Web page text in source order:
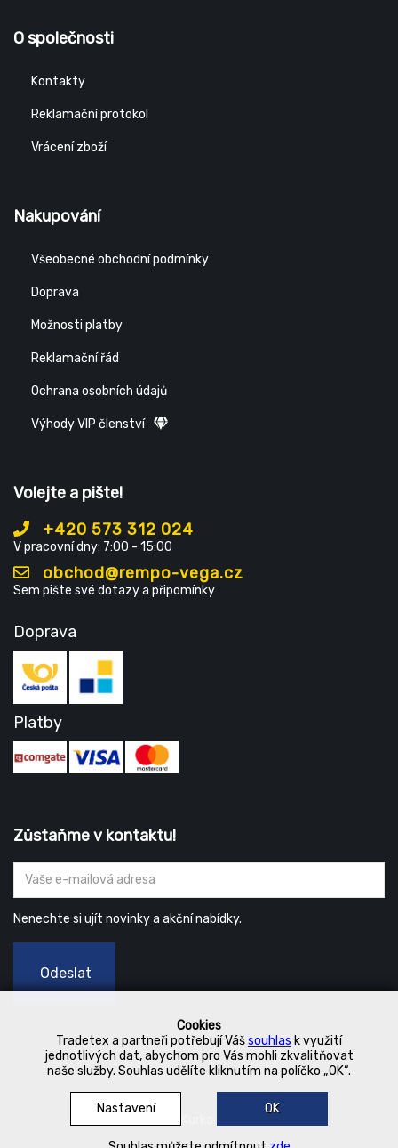
Cookies
Tradetex a partneři potřebují Vášsouhlas k využití
jednotlivých dat, abychom pro Vás mohli zkvalitňovat
naše služby. Souhlas udělíte kliknutím na políčko „OK“.
Nastavení OK
O společnosti
Kontakty
Reklamační protokol
Vrácení zboží
Nakupování
Všeobecné obchodní podmínky
Doprava
Možnosti platby
Reklamační řád
Ochrana osobních údajů
Výhody VIP členství
Volejte a pište!
+420 573 312 024
V pracovní dny: 7:00 - 15:00
obchod@rempo-vega.cz
Sem pište své dotazy a připomínky
Doprava
Platby
Zůstaňme v kontaktu!
Nenechte si ujít novinky a akční nabídky.
Odeslat